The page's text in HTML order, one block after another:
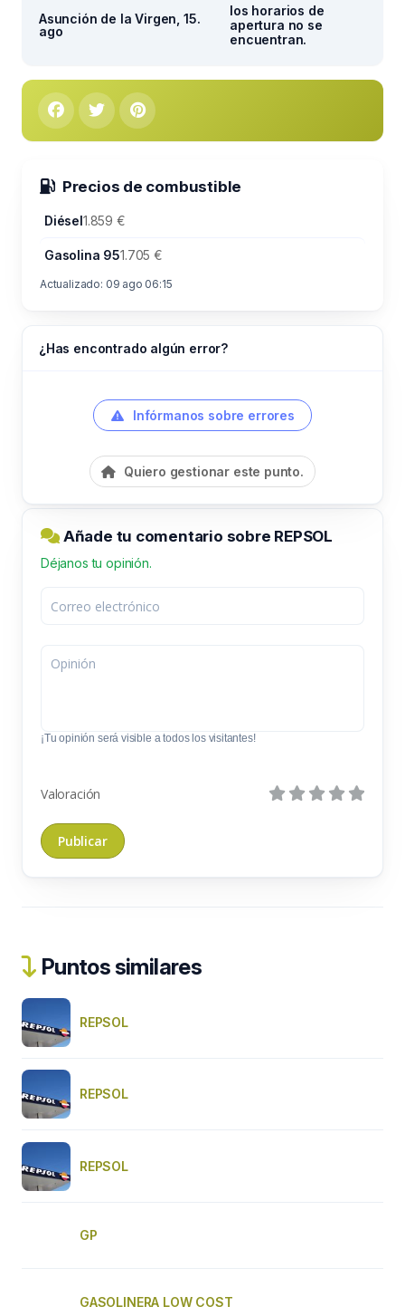
Asunción de la Virgen, 15.
ago
los horarios de
apertura no se
encuentran.
Precios de combustible
Diésel1.859 €
Gasolina 951.705 €
Actualizado: 09 ago 06:15
¿Has encontrado algún error?
Infórmanos sobre errores
Quiero gestionar este punto.
Añade tu comentario sobre REPSOL
Déjanos tu opinión.
¡Tu opinión será visible a todos los visitantes!
Valoración
Puntos similares
REPSOL
REPSOL
REPSOL
GP
GASOLINERA LOW COST